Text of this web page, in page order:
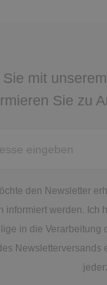
mit
Sie zu
den Newsletter
informiert werden. Ich
in die Verarbeitung
Newsletterversands